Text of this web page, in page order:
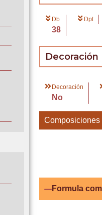
Db
38
Dpt
Decoración
Decoración
No
Composiciones
Formula